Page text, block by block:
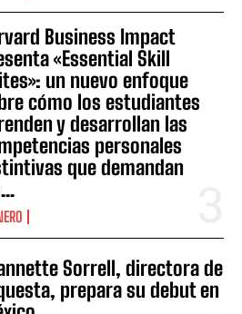
Business Impact
«Essential Skill
un nuevo enfoque
cómo los estudiantes
y desarrollan las
personales
que demandan
Sorrell, directora de
prepara su debut en